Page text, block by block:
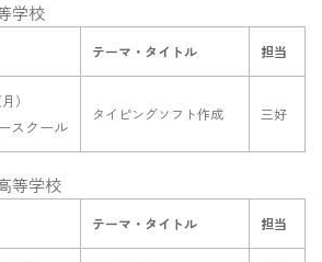
学校
テーマ・タイトル 担当
）
スクール
タイピングソフト作成 三好
等学校
テーマ・タイトル 担当